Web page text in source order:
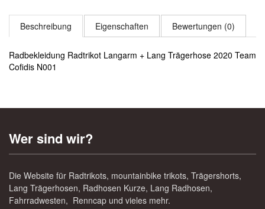
Beschreibung Eigenschaften Bewertungen (0)
Radbekleidung Radtrikot Langarm + Lang Trägerhose 2020 Team
Cofidis N001
Wer sind wir?
Die Website für Radtrikots, mountainbike trikots, Trägershorts,
Lang Trägerhosen, Radhosen Kurze, Lang Radhosen,
Fahrradwesten, Renncap und vieles mehr.